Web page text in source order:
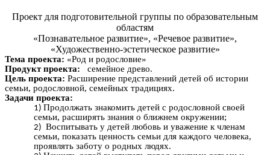
Проект для подготовительной группы по образовательным
областям
«Познавательное развитие», «Речевое развитие»,
«Художественно-эстетическое развитие»
Тема проекта: «Род и родословие»
Продукт проекта:
семейное древо.
Цель проекта: Расширение представлений детей об истории
семьи, родословной, семейных традициях.
Задачи проекта:
Продолжать знакомить детей с родословной своей
семьи, расширять знания о ближнем окружении;
Воспитывать у детей любовь и уважение к членам
семьи, показать ценность семьи для каждого человека,
проявлять заботу о родных людях.